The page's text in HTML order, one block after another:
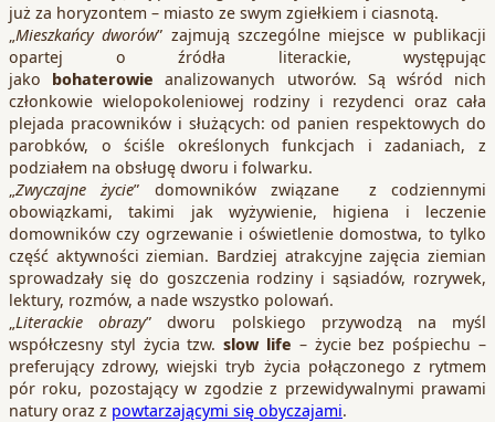
już za horyzontem – miasto ze swym zgiełkiem i ciasnotą.
Mieszkańcy dworów” zajmują szczególne miejsce w publikacji
opartej o źródła literackie, występując
jako bohaterowieanalizowanych utworów. Są wśród nich
członkowie wielopokoleniowej rodziny i rezydenci oraz cała
plejada pracowników i służących: od panien respektowych do
parobków, o ściśle określonych funkcjach i zadaniach, z
podziałem na obsługę dworu i folwarku.
Zwyczajne życie” domowników związane z codziennymi
obowiązkami, takimi jak wyżywienie, higiena i leczenie
domowników czy ogrzewanie i oświetlenie domostwa, to tylko
część aktywności ziemian. Bardziej atrakcyjne zajęcia ziemian
sprowadzały się do goszczenia rodziny i sąsiadów, rozrywek,
lektury, rozmów, a nade wszystko polowań.
Literackie obrazy” dworu polskiego przywodzą na myśl
współczesny styl życia tzw.slow life – życie bez pośpiechu –
preferujący zdrowy, wiejski tryb życia połączonego z rytmem
pór roku, pozostający w zgodzie z przewidywalnymi prawami
natury oraz z powtarzającymi się obyczajami.